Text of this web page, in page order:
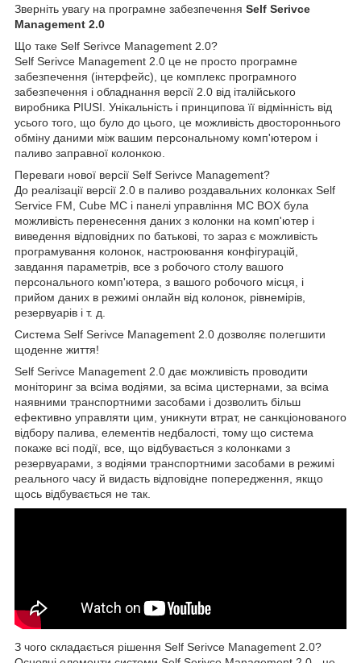
Зверніть увагу на програмне забезпечення Self Serivce
Management 2.0
Що таке Self Serivce Management 2.0?
Self Serivce Management 2.0 це не просто програмне
забезпечення (інтерфейс), це комплекс програмного
забезпечення і обладнання версії 2.0 від італійського
виробника PIUSI. Унікальність і принципова її відмінність від
усього того, що було до цього, це можливість двостороннього
обміну даними між вашим персональному комп'ютером і
паливо заправної колонкою.
Переваги нової версії Self Serivce Management?
До реалізації версії 2.0 в паливо роздавальних колонках Self
Service FM, Cube MC і панелі управління MC BOX була
можливість перенесення даних з колонки на комп'ютер і
виведення відповідних по батькові, то зараз є можливість
програмування колонок, настроювання конфігурацій,
завдання параметрів, все з робочого столу вашого
персонального комп'ютера, з вашого робочого місця, і
прийом даних в режимі онлайн від колонок, рівнемірів,
резервуарів і т. д.
Система Self Serivce Management 2.0 дозволяє полегшити
щоденне життя!
Self Serivce Management 2.0 дає можливість проводити
моніторинг за всіма водіями, за всіма цистернами, за всіма
наявними транспортними засобами і дозволить більш
ефективно управляти цим, уникнути втрат, не санкціонованого
відбору палива, елементів недбалості, тому що система
покаже всі події, все, що відбувається з колонками з
резервуарами, з водіями транспортними засобами в режимі
реального часу й видасть відповідне попередження, якщо
щось відбувається не так.
З чого складається рішення Self Serivce Management 2.0?